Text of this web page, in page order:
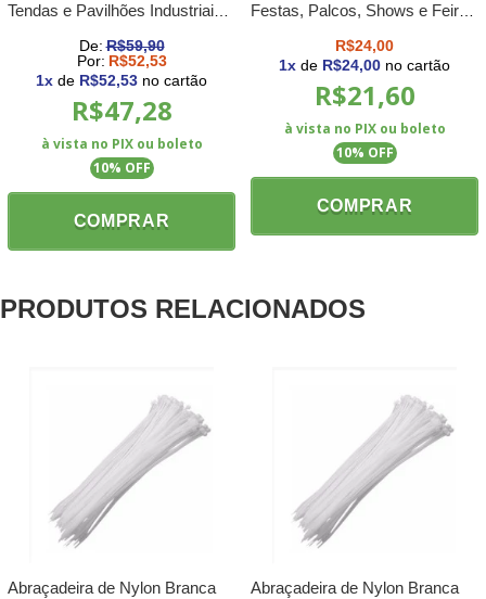
Tendas e Pavilhões Industriais
De: R$59,90
Por: R$52,53
1x de R$52,53 no cartão
R$47,28
à vista no PIX ou boleto
10% OFF
COMPRAR
Festas, Palcos, Shows e Feiras
R$24,00
1x de R$24,00 no cartão
R$21,60
à vista no PIX ou boleto
10% OFF
COMPRAR
PRODUTOS RELACIONADOS
Abraçadeira de Nylon Branca
Abraçadeira de Nylon Branca